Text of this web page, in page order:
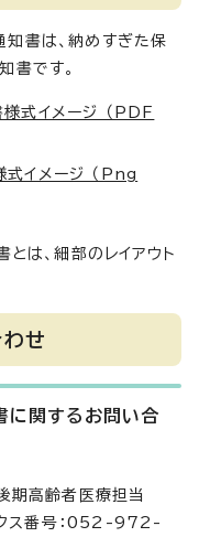
書は、納めすぎた保
書です。
式イメージ （PDF
イメージ （Png
とは、細部のレイアウト
せ
に関するお問い合
期高齢者医療担当
番号：052-972-